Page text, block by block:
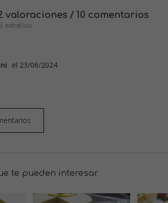
valoraciones / 10 comentarios
estrellas
el 23/06/2024
te pueden interesar